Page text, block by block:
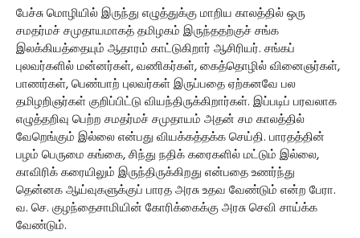
பேச்சு மொழியில் இருந்து எழுத்துக்கு மாறிய காலத்தில் ஒரு
சமதர்மச் சமுதாயமாகத் தமிழகம் இருந்ததற்குச் சங்க
இலக்கியத்தையும் ஆதாரம் காட்டுகிறார் ஆசிரியர். சங்கப்
புலவர்களில் மன்னர்கள், வணிகர்கள், கைத்தொழில் வினைஞர்கள்,
பாணர்கள், பெண்பாற் புலவர்கள் இருப்பதை ஏற்கனவே பல
தமிழறிஞர்கள் குறிப்பிட்டு வியந்திருக்கிறார்கள். இப்படிப் பரவலாக
எழுத்தறிவு பெற்ற சமதர்மச் சமுதாயம் அதன் சம காலத்தில்
வேறெங்கும் இல்லை என்பது வியக்கத்தக்க செய்தி. பாரதத்தின்
பழம் பெருமை கங்கை, சிந்து நதிக் கரைகளில் மட்டும் இல்லை,
காவிரிக் கரையிலும் இருந்திருக்கிறது என்பதை உணர்ந்து
தென்னக ஆய்வுகளுக்குப் பாரத அரசு உதவ வேண்டும் என்ற பேரா.
வ. செ. குழந்தைசாமியின் கோரிக்கைக்கு அரசு செவி சாய்க்க
வேண்டும்.